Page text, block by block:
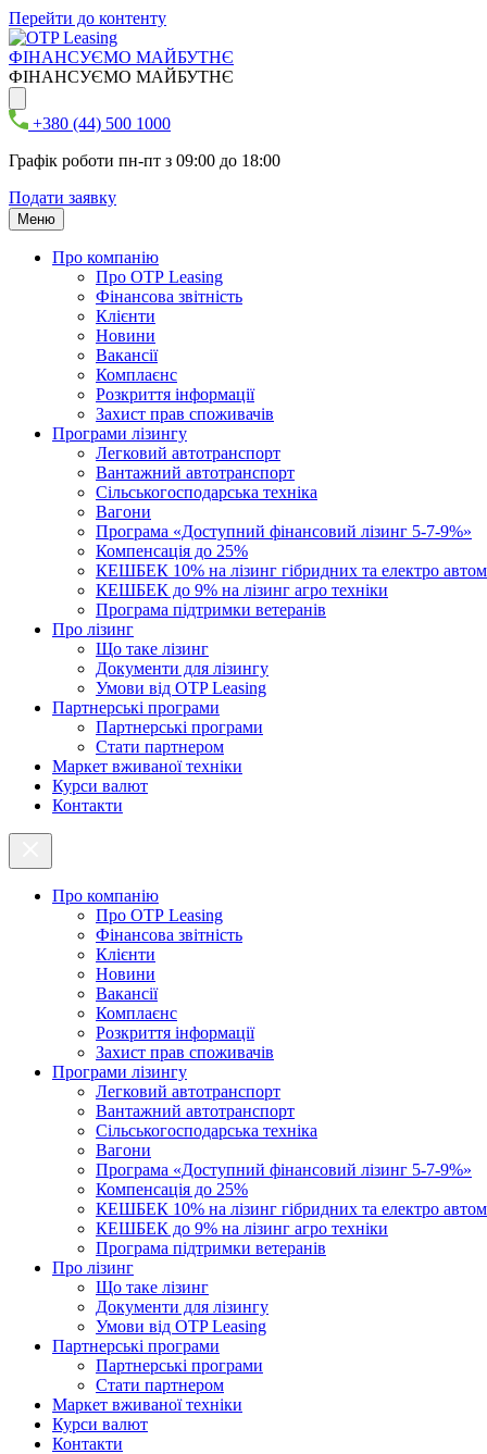
Перейти до контенту
ФІНАНСУЄМО МАЙБУТНЄ
ФІНАНСУЄМО МАЙБУТНЄ
+380 (44) 500 1000
Графік роботи пн-пт з 09:00 до 18:00
Подати заявку
Меню
Про компанію
Про ОТР Leasing
Фінансова звітність
Клієнти
Новини
Вакансії
Комплаєнс
Розкриття інформації
Захист прав споживачів
Програми лізингу
Легковий автотранспорт
Вантажний автотранспорт
Cільськогосподарська техніка
Вагони
Програма «Доступний фінансовий лізинг 5-7-9%»
Компенсація до 25%
КЕШБЕК 10% на лізинг гібридних та електро
КЕШБЕК до 9% на лізинг агро техніки
Програма підтримки ветеранів
Про лізинг
Що таке лізинг
Документи для лізингу
Умови від OTP Leasing
Партнерські програми
Партнерські програми
Стати партнером
Маркет вживаної техніки
Курси валют
Контакти
Про компанію
Про ОТР Leasing
Фінансова звітність
Клієнти
Новини
Вакансії
Комплаєнс
Розкриття інформації
Захист прав споживачів
Програми лізингу
Легковий автотранспорт
Вантажний автотранспорт
Cільськогосподарська техніка
Вагони
Програма «Доступний фінансовий лізинг 5-7-9%»
Компенсація до 25%
КЕШБЕК 10% на лізинг гібридних та електро
КЕШБЕК до 9% на лізинг агро техніки
Програма підтримки ветеранів
Про лізинг
Що таке лізинг
Документи для лізингу
Умови від OTP Leasing
Партнерські програми
Партнерські програми
Стати партнером
Маркет вживаної техніки
Курси валют
Контакти